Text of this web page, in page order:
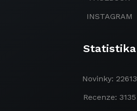
INSTAGRAM
Statistika
Novinky: 22613
Recenze: 3135